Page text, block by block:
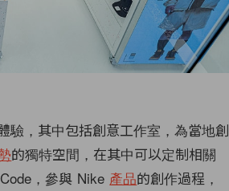
驗，其中包括創意工作室，為當地創
的獨特空間，在其中可以定制相關
，參與 Nike 產品的創作過程，